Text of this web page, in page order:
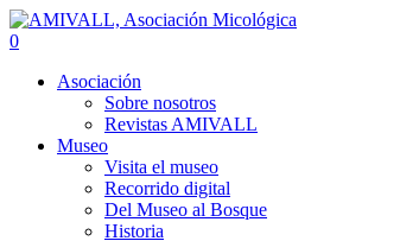
0
Asociación
Sobre nosotros
Revistas AMIVALL
Museo
Visita el museo
Recorrido digital
Del Museo al Bosque
Historia